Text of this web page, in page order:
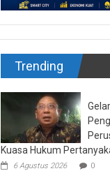
Trending
Kuasa Hukum
6 Agustus 2026 0